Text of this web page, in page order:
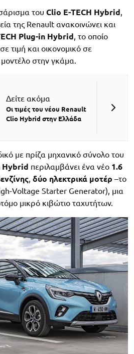
του Clio Ε-TECH Hybrid,
της Renault ανακοινώνει και
Plug-in Hybrid, το οποίο
τιμή και οικονομικό σε
στην γκάμα.
Δείτε ακόμα
Οι τιμές του νέου Renault
Clio Hybrid στην Ελλάδα
με πρίζα μηχανικό σύνολο του
Hybrid περιλαμβάνει ένα νέο 1.6
, δύο ηλεκτρικά μοτέρ –το
Voltage Starter Generator), μια
μικρό κιβώτιο ταχυτήτων.